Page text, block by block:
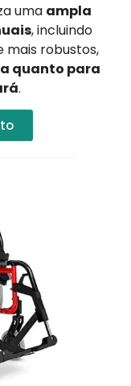
uma ampla
, incluindo
mais robustos,
quanto para
.